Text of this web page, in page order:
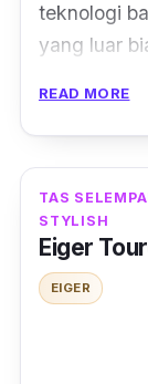
teknologi
yang luar
menjaga
cedera.
lebih luas,
perjalanan
Excelsior
READ MORE
TAS
STYLISH
Eiger
EIGER